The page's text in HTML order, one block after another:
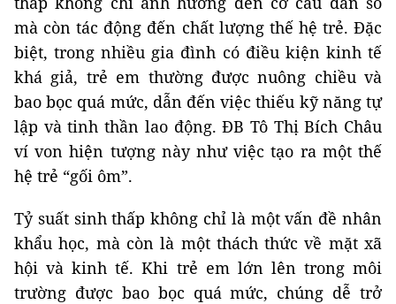
mà còn tác động đến chất lượng thế hệ trẻ. Đặc
biệt, trong nhiều gia đình có điều kiện kinh tế
khá giả, trẻ em thường được nuông chiều và
bao bọc quá mức, dẫn đến việc thiếu kỹ năng tự
lập và tinh thần lao động. ĐB Tô Thị Bích Châu
ví von hiện tượng này như việc tạo ra một thế
hệ trẻ “gối ôm”.
Tỷ suất sinh thấp không chỉ là một vấn đề nhân
khẩu học, mà còn là một thách thức về mặt xã
hội và kinh tế. Khi trẻ em lớn lên trong môi
trường được bao bọc quá mức, chúng dễ trở